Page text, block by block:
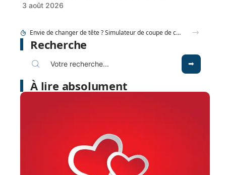
3 août 2026
Envie de changer de tête ? Simulateur de coupe de cheveux gratuit en ligne
Recherche
À lire absolument